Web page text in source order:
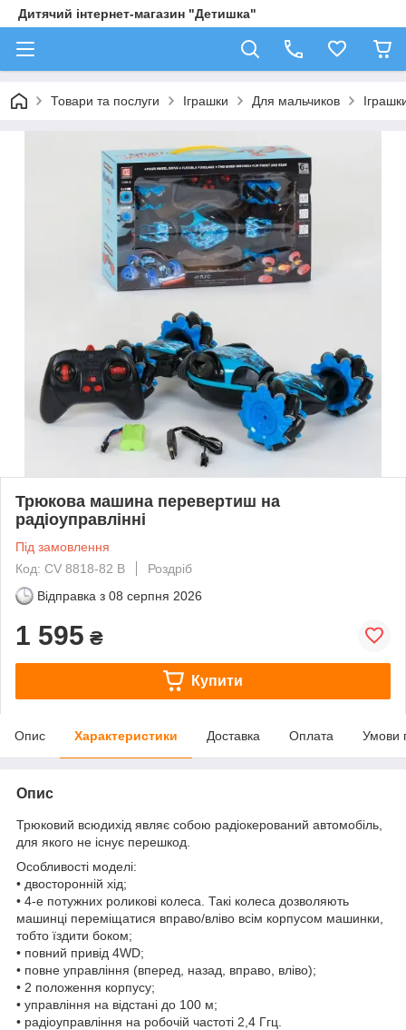
Дитячий інтернет-магазин "Детишка"
Товари та послуги Іграшки Для мальчиков
Трюкова машина перевертиш на
радіоуправлінні
Під замовлення
Код: CV 8818-82 B
Роздріб
Відправка з 08 серпня 2026
1 595 ₴
Купити
Опис Характеристики Доставка Оплата Умови
Опис
Трюковий всюдихід являє собою радіокерований автомобіль,
для якого не існує перешкод.
Особливості моделі:
• двосторонній хід;
• 4-е потужних роликові колеса. Такі колеса дозволяють
машинці переміщатися вправо/вліво всім корпусом машинки,
тобто їздити боком;
• повний привід 4WD;
• повне управління (вперед, назад, вправо, вліво);
• 2 положення корпусу;
• управління на відстані до 100 м;
• радіоуправління на робочій частоті 2,4 Ггц.